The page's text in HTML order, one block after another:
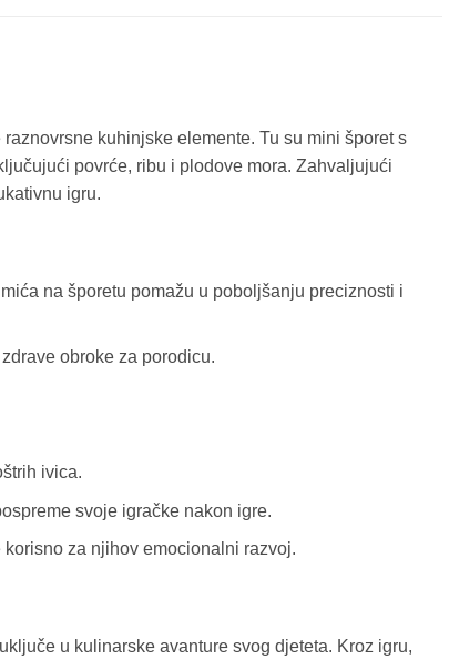
kuhinjske elemente. Tu su mini šporet s
povrće, ribu i plodove mora. Zahvaljujući
igru.
na šporetu pomažu u poboljšanju preciznosti i
obroke za porodicu.
ivica.
svoje igračke nakon igre.
za njihov emocionalni razvoj.
u kulinarske avanture svog djeteta. Kroz igru,